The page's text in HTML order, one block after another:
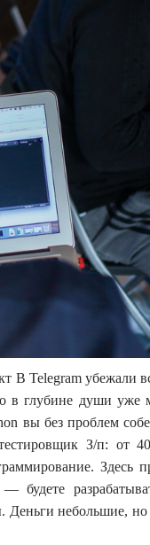
В Telegram убежали
в глубине души уже
вы без проблем
тестировщик З/п:
Здесь
будете
Деньги небольшие,